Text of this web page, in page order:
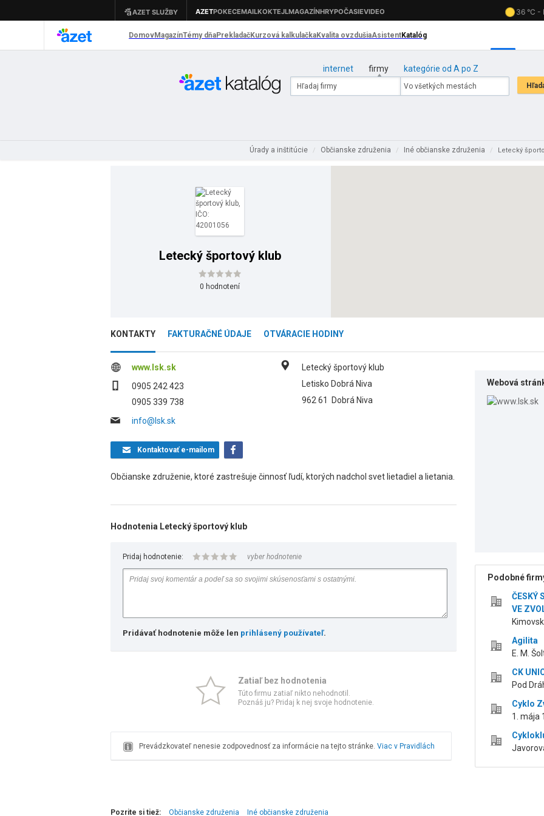
internet firmy kategórie od A po Z
Úrady a inštitúcie / Občianske združenia / Iné občianske združenia / Letecký
Letecký športový klub
0 hodnotení
KONTAKTY FAKTURAČNÉ ÚDAJE OTVÁRACIE HODINY
www.lsk.sk
0905 242 423
0905 339 738
info@lsk.sk
Letecký športový klub
Letisko Dobrá Niva
962 61
Dobrá Niva
Kontaktovaťe-mailom
Občianske združenie, ktoré zastrešuje činnosť ľudí, ktorých nadchol svet lietadiel a lietania.
Hodnotenia Letecký športový klub
Pridaj hodnotenie: vyber hodnotenie
Pridávať hodnotenie môže len prihlásený používateľ.
Zatiaľ bez hodnotenia
Túto firmu zatiaľ nikto nehodnotil.
Poznáš ju? Pridaj k nej svoje hodnotenie.
Prevádzkovateľ nenesie zodpovednosť za informácie na tejto stránke. Viac v Pravidlách
Webová
Podobné
ČESKÝ
VE
Agilita
E. M.
CK
Pod
Cyklo
1. mája
Pozrite si tiež: Občianske združenia Iné občianske združenia